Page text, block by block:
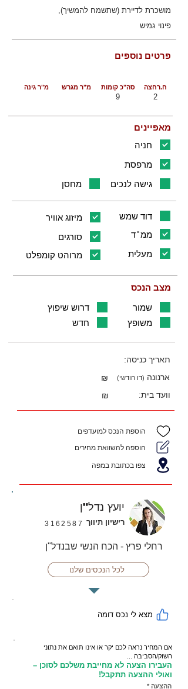
מושכרת לדיירת (שתשמח להמשיך),
פינוי גמיש
פרטים נוספים
סה"כ קומות מ"ר גינה מ"ר מגרש ח.רחצה
9 2
מאפיינים
חניה
מרפסת
מחסן
גישה לנכים
מיזוג אוויר
דוד שמש
סורגים
ממ"ד
מרוהט קומפלט
מעלית
מצב הנכס
דרוש שיפוץ
שמור
חדש
משופץ
תאריך כניסה:
₪
ארנונה (דו חודשי)
₪ וועד בית:
הוספת הנכס למועדפים
הוספה להשוואת מחירים
צפו בכתובת במפה
יועץ נדל"ן
3162587 רישיון תיווך
רחלי פרץ - הכח הנשי שבנדל"ן
לכל הנכסים שלנו
מצא לי נכס דומה
אם המחיר נראה לכם יקר או אינו תואם את נתוני
השוק/הסביבה ...
העבירו הצעה לא מחייבת משלכם לסוכן –
ואולי ההצעה תתקבל!
ההצעה